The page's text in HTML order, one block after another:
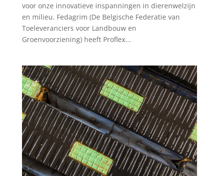
voor onze innovatieve inspanningen in dierenwelzijn
en milieu. Fedagrim (De Belgische Federatie van
Toeleveranciers voor Landbouw en
Groenvoorziening) heeft Proflex...